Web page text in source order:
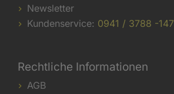
Newsletter
Kundenservice: 0941 / 3788 -147
Rechtliche Informationen
AGB